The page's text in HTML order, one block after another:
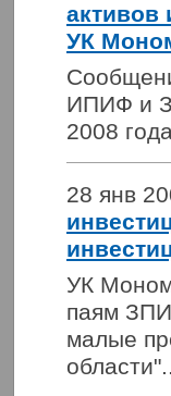
УК
ИПИФ и
2008
28 янв
УК
паям
малые